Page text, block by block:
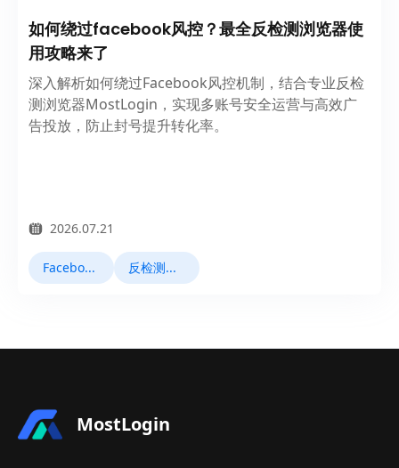
如何绕过facebook风控？最全反检测浏览器使
用攻略来了
深入解析如何绕过Facebook风控机制，结合专业反检
测浏览器MostLogin，实现多账号安全运营与高效广
告投放，防止封号提升转化率。
2026.07.21
Facebook运营 反检测浏览器
MostLogin